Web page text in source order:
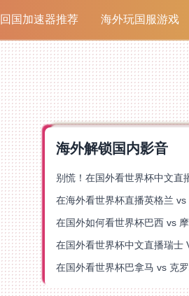
回国加速器推荐 海外玩国服游戏
海外解锁国内影音